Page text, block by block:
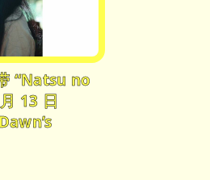
“Natsu no
13 日